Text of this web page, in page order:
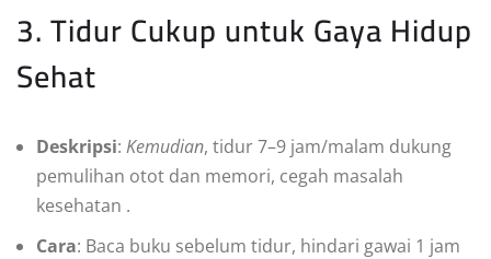
3. Tidur Cukup untuk Gaya Hidup
Sehat
Deskripsi: Kemudian, tidur 7–9 jam/malam dukung
pemulihan otot dan memori, cegah masalah
kesehatan .
Cara: Baca buku sebelum tidur, hindari gawai 1 jam